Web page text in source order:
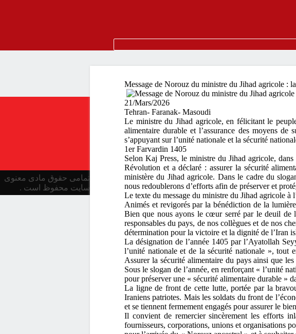
Message de Norouz du ministre du Jihad agricole :
21/Mars/2026
Tehran- Faranak- Masoudi
Le ministre du Jihad agricole, en félicitant le
alimentaire durable et l’assurance des moyens
s’appuyant sur l’unité nationale et la sécurité
1er Farvardin 1405
Selon Kaj Press, le ministre du Jihad agricole,
Révolution et a déclaré : assurer la sécurité
ministère du Jihad agricole. Dans le cadre du
nous redoublerons d’efforts afin de préserver et
Le texte du message du ministre du Jihad agricole à
Animés et revigorés par la bénédiction de la
Bien que nous ayons le cœur serré par le deuil de
responsables du pays, de nos collègues et de nos
détermination pour la victoire et la dignité de l’Iran
La désignation de l’année 1405 par l’Ayatollah
l’unité nationale et de la sécurité nationale », tout
Assurer la sécurité alimentaire du pays ainsi que
Sous le slogan de l’année, en renforçant « l’unité
pour préserver une « sécurité alimentaire durable »
La ligne de front de cette lutte, portée par la
Iraniens patriotes. Mais les soldats du front de
et se tiennent fermement engagés pour assurer le
Il convient de remercier sincèrement les efforts
fournisseurs, corporations, unions et organisations
تمامی حقوق مادی معنوی
سایت محفوظ است .